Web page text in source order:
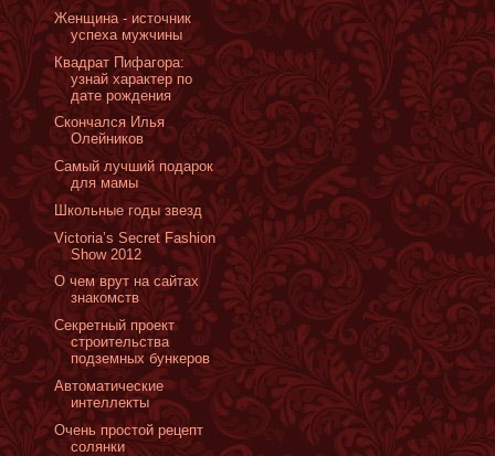
Женщина - источник
успеха мужчины
Квадрат Пифагора:
узнай характер по
дате рождения
Скончался Илья
Олейников
Cамый лучший подарок
для мамы
Школьные годы звезд
Victoria’s Secret Fashion
Show 2012
О чем врут на сайтах
знакомств
Cекретный проект
строительства
подземных бункеров
Aвтоматические
интеллекты
Очень простой рецепт
солянки